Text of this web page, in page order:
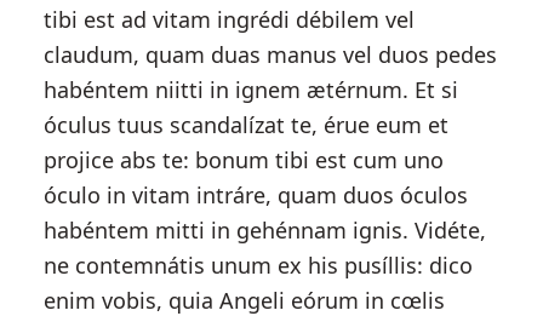
tibi est ad vitam ingrédi débilem vel
claudum, quam duas manus vel duos pedes
habéntem niitti in ignem ætérnum. Et si
óculus tuus scandalízat te, érue eum et
projice abs te: bonum tibi est cum uno
óculo in vitam intráre, quam duos óculos
habéntem mitti in gehénnam ignis. Vidéte,
ne contemnátis unum ex his pusíllis: dico
enim vobis, quia Angeli eórum in cœlis